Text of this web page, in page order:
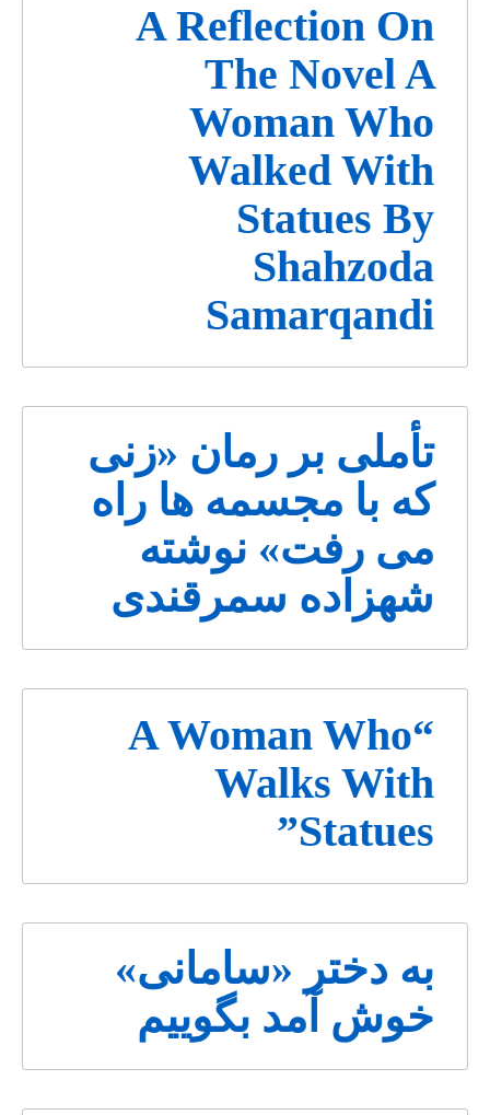
A Reflection On
The Novel A
Woman Who
Walked With
Statues By
Shahzoda
Samarqandi
تأملی بر رمان «زنی
که با مجسمه ها راه
می رفت» نوشته
شهزاده سمرقندی
“A Woman Who
Walks With
Statues”
به دختر «سامانی»
خوش آمد بگوییم